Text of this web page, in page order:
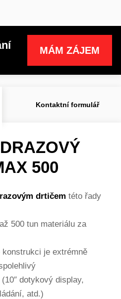
MÁM ZÁJEM
Kontaktní formulář
500
drtičem této řady
500 tun materiálu za
je extrémně
dotykový display,
atd.)